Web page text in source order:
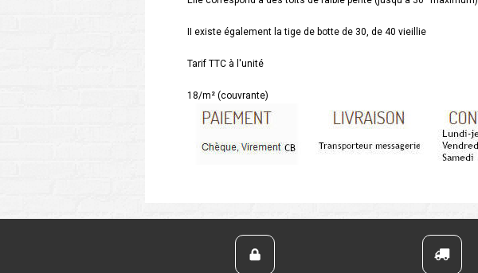
II existe également la tige de botte de 30, de 40 vieillie
Tarif TTC à l'unité
18/m² (couvrante)